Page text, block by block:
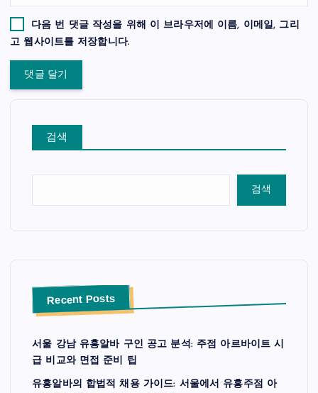
다음 번 댓글 작성을 위해 이 브라우저에 이름, 이메일, 그리
고 웹사이트를 저장합니다.
검색
검색
Recent Posts
서울 강남 유흥알바 구인 공고 분석: 주점 아르바이트 시
급 비교와 면접 준비 팁
유흥알바의 합법적 채용 가이드: 서울에서 유흥주점 아